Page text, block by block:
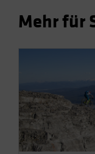
Mehr für